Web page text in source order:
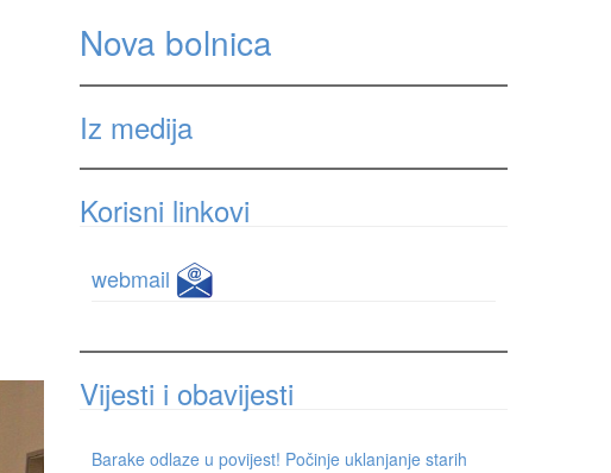
Nova bolnica
Iz medija
Korisni linkovi
webmail
Vijesti i obavijesti
Barake odlaze u povijest! Počinje uklanjanje starih